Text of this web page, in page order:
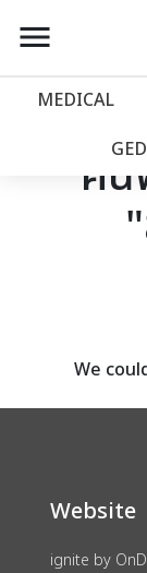
account_balance หน้าแ
เว็บ
โปร
assignment ลงทะ
menu
MEDICAL
GED
ค้น
We
Website
ignite by